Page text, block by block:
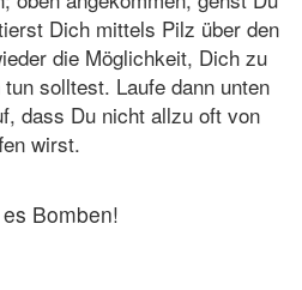
Dich mittels Pilz über den
die Möglichkeit, Dich zu
solltest. Laufe dann unten
dass Du nicht allzu oft von
wirst.
Bomben!